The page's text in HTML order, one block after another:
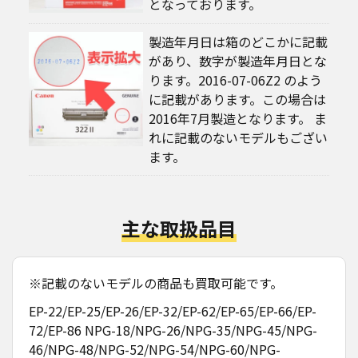
となっております。
製造年月日は箱のどこかに記載
があり、数字が製造年月日とな
ります。2016-07-06Z2 のよう
に記載があります。この場合は
2016年7月製造となります。 ま
れに記載のないモデルもござい
ます。
主な取扱品目
※記載のないモデルの商品も買取可能です。
EP-22/EP-25/EP-26/EP-32/EP-62/EP-65/EP-66/EP-
72/EP-86 NPG-18/NPG-26/NPG-35/NPG-45/NPG-
46/NPG-48/NPG-52/NPG-54/NPG-60/NPG-